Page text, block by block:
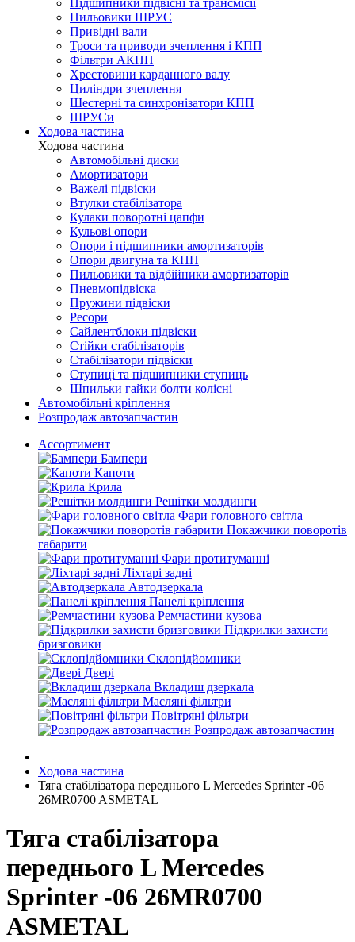
Підшипники підвісні та трансмісії
Пильовики ШРУС
Привідні вали
Троси та приводи зчеплення і КПП
Фільтри АКПП
Хрестовини карданного валу
Циліндри зчеплення
Шестерні та синхронізатори КПП
ШРУСи
Ходова частина
Ходова частина
Автомобільні диски
Амортизатори
Важелі підвіски
Втулки стабілізатора
Кулаки поворотні цапфи
Кульові опори
Опори і підшипники амортизаторів
Опори двигуна та КПП
Пильовики та відбійники амортизаторів
Пневмопідвіска
Пружини підвіски
Ресори
Сайлентблоки підвіски
Стійки стабілізаторів
Стабілізатори підвіски
Ступиці та підшипники ступиць
Шпильки гайки болти колісні
Автомобільні кріплення
Розпродаж автозапчастин
Ассортимент
Бампери
Капоти
Крила
Решітки молдинги
Фари головного світла
Покажчики поворотів
габарити
Фари протитуманні
Ліхтарі задні
Автодзеркала
Панелі кріплення
Ремчастини кузова
Підкрилки захисти
бризговики
Склопідйомники
Двері
Вкладиш дзеркала
Масляні фільтри
Повітряні фільтри
Розпродаж автозапчастин
Ходова частина
Тяга стабілізатора переднього L Mercedes Sprinter -06
26MR0700 ASMETAL
Тяга стабілізатора
переднього L Mercedes
Sprinter -06 26MR0700
ASMETAL